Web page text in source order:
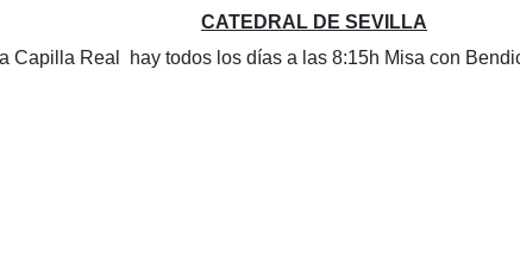
CATEDRAL DE SEVILLA
Capilla Real hay todos los días a las 8:15h Misa con